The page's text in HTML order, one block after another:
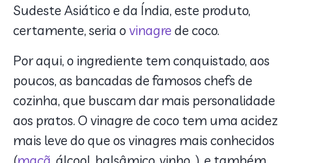
Sudeste Asiático e da Índia, este produto,
certamente, seria ovinagre de coco.
Por aqui, o ingrediente tem conquistado, aos
poucos, as bancadas de famosos chefs de
cozinha, que buscam dar mais personalidade
aos pratos. O vinagre de coco tem uma acidez
mais leve do que os vinagres mais conhecidos